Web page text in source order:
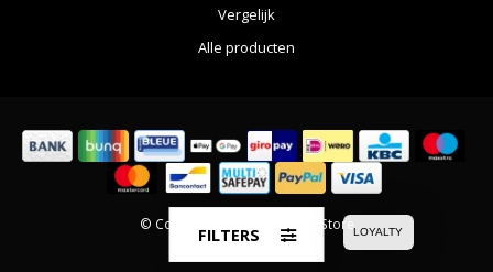
Vergelijk
Alle producten
© Copyright 2026 The Movie Store
FILTERS LOYALTY